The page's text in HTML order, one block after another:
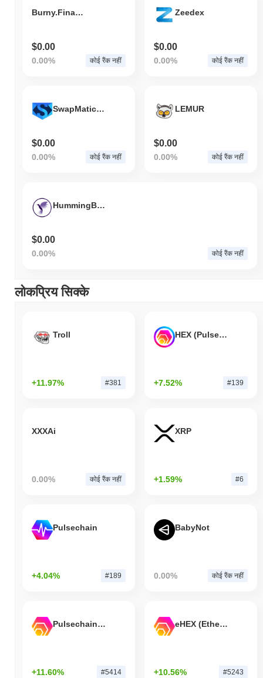
Burny.Finance
$0.00
0.00% कोई रैंक नहीं
Zeedex
$0.00
0.00% कोई रैंक नहीं
SwapMatic Token
$0.00
0.00% कोई रैंक नहीं
LEMUR
$0.00
0.00% कोई रैंक नहीं
HummingBird Finance
$0.00
0.00% कोई रैंक नहीं
लोकप्रिय सिक्के
Troll
+11.97% #381
HEX (Pulsechain)
+7.52% #139
XXXAi
0.00% कोई रैंक नहीं
XRP
+1.59% #6
Pulsechain
+4.04% #189
BabyNot
0.00% कोई रैंक नहीं
Pulsechain Bridged HEX (Pulsechain)
+11.60% #5414
eHEX (Ethereum)
+10.56% #5243